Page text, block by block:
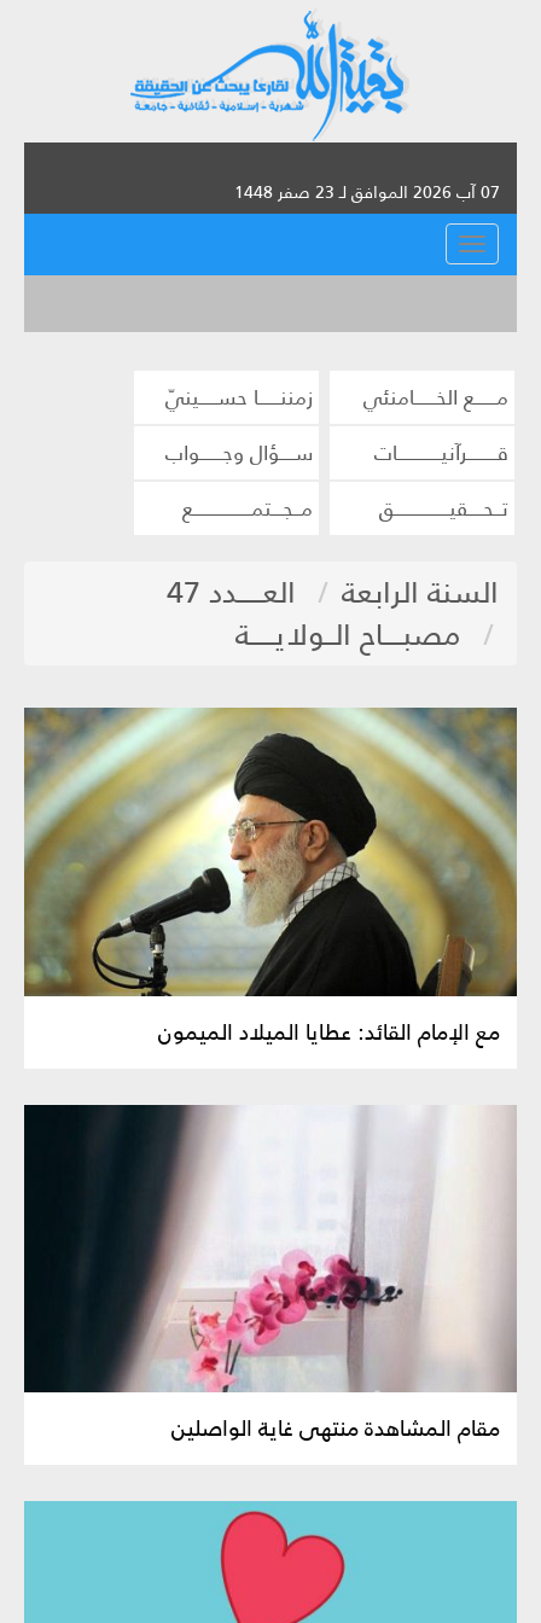
07 آب 2026 الموافق لـ 23 صفر 1448
القائمة
مــــــع الخــــــامنئي
زمننــــــا حســـــينيّ
قــــــــرآنيــــــــــــات
ســــؤال وجــــــواب
تــحــــقيـــــــــــــــق
مــجـــتمــــــــــــــــع
السنة الرابعة
العـــــدد 47
مصبــــاح الــولايـــــة
مع الإمام القائد: عطايا الميلاد الميمون
مقام المشاهدة منتهى غاية الواصلين